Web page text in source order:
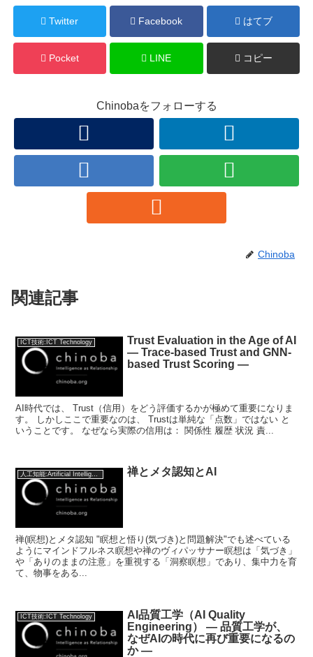
Twitter Facebook はてブ
Pocket LINE コピー
Chinobaをフォローする
Chinoba
関連記事
ICT技術:ICT Technology
Trust Evaluation in the Age of AI
— Trace-based Trust and GNN-
based Trust Scoring —
AI時代では、 Trust（信用）をどう評価するかが極めて重要になりま
す。 しかしここで重要なのは、 Trustは単純な「点数」ではない と
いうことです。 なぜなら実際の信用は： 関係性 履歴 状況 責...
人工知能:Artificial Intelligence 禅とメタ認知とAI
禅(瞑想)とメタ認知 "瞑想と悟り(気づき)と問題解決"でも述べている
ようにマインドフルネス瞑想や禅のヴィパッサナー瞑想は「気づき」
や「ありのままの注意」を重視する「洞察瞑想」であり、集中力を育
て、物事をある...
ICT技術:ICT Technology
AI品質工学（AI Quality
Engineering） — 品質工学が、
なぜAIの時代に再び重要になるの
か —